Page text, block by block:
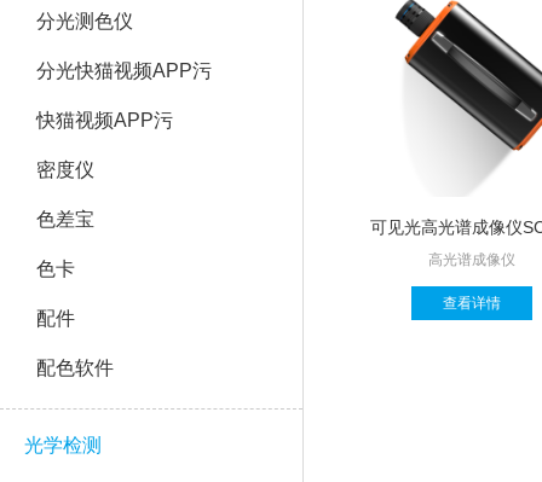
分光测色仪
分光快猫视频APP污
快猫视频APP污
密度仪
色差宝
色卡
配件
配色软件
光学检测
可见光高光谱成像仪
高光谱成像仪
查看详情